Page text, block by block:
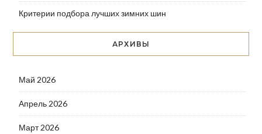
Критерии подбора лучших зимних шин
АРХИВЫ
Май 2026
Апрель 2026
Март 2026